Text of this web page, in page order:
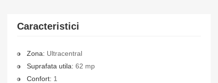
Caracteristici
Zona: Ultracentral
Suprafata utila: 62 mp
Confort: 1